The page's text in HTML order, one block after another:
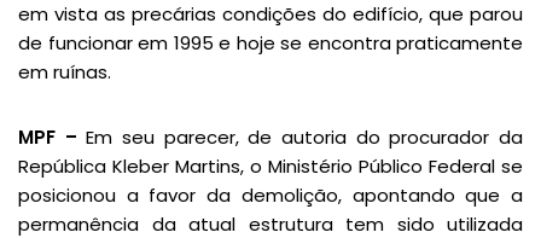
em vista as precárias condições do edifício, que parou
de funcionar em 1995 e hoje se encontra praticamente
em ruínas.
MPF – Em seu parecer, de autoria do procurador da
República Kleber Martins, o Ministério Público Federal se
posicionou a favor da demolição, apontando que a
permanência da atual estrutura tem sido utilizada